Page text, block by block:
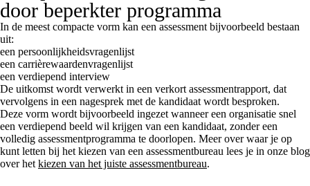
door beperkter programma
In de meest compacte vorm kan een assessment bijvoorbeeld bestaan
uit:
een persoonlijkheidsvragenlijst
een carrièrewaardenvragenlijst
een verdiepend interview
De uitkomst wordt verwerkt in een verkort assessmentrapport, dat
vervolgens in een nagesprek met de kandidaat wordt besproken.
Deze vorm wordt bijvoorbeeld ingezet wanneer een organisatie snel
een verdiepend beeld wil krijgen van een kandidaat, zonder een
volledig assessmentprogramma te doorlopen. Meer over waar je op
kunt letten bij het kiezen van een assessmentbureau lees je in onze blog
over het kiezen van het juiste assessmentbureau.